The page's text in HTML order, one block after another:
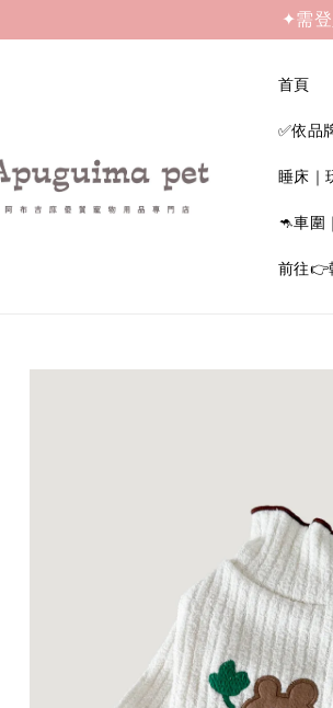
✦需
首頁
✅依品
睡床｜
🦘車圍
前往👉